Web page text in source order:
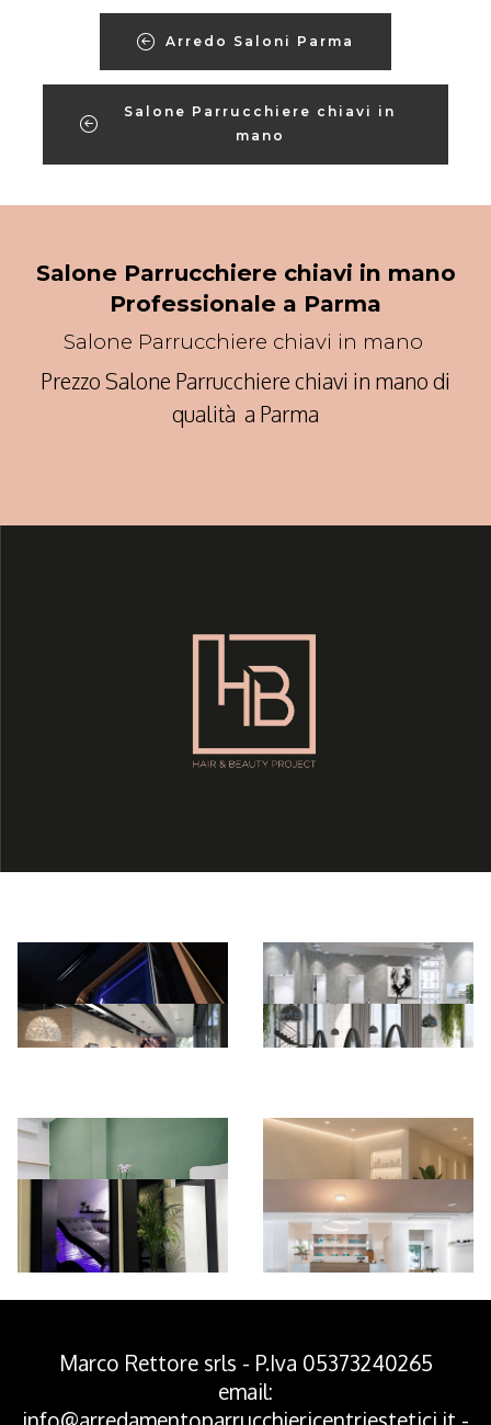
Arredo Saloni Parma
Salone Parrucchiere chiavi in
mano
Salone Parrucchiere chiavi in mano
Professionale a Parma
Salone Parrucchiere chiavi in mano
Prezzo Salone Parrucchiere chiavi in mano di
qualità a Parma
Marco Rettore srls - P.Iva 05373240265
email: